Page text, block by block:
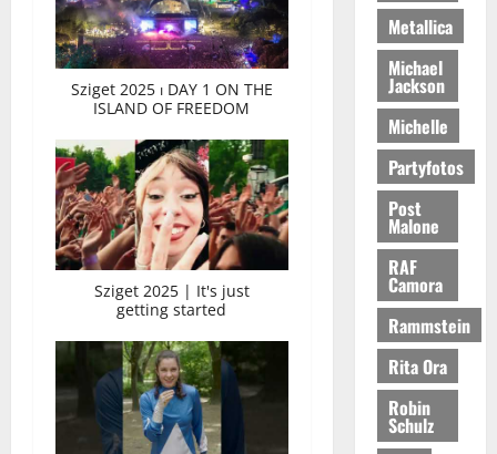
Sziget 2025 ⏐ DAY 1 ON THE
ISLAND OF FREEDOM
Sziget 2025 | It's just
getting started
Metallica
Michael
Jackson
Michelle
Partyfotos
Post
Malone
RAF
Camora
Rammstein
Rita Ora
Robin
Schulz